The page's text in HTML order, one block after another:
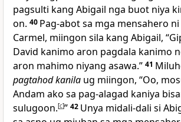
pagsulti kang Abigail nga buot niya
on. 40 Pag-abot sa mga mensahero ni
Carmel, miingon sila kang Abigail,
David kanimo aron pagdala kanimo
aron mahimo niyang asawa.” 41
pagtahod kanila ug miingon, “Oo,
Andam ako sa pag-alagad kaniya
sulugoon.[c]” 42 Unya midali-dali si